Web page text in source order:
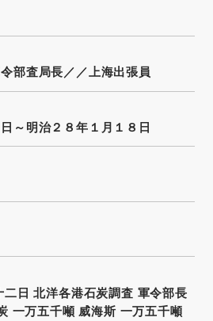
部査局長／／上海出張員
～明治２８年１月１８日
日 北洋各港石炭調査 軍令部長
一万五千噸 威海斯 一万五千噸